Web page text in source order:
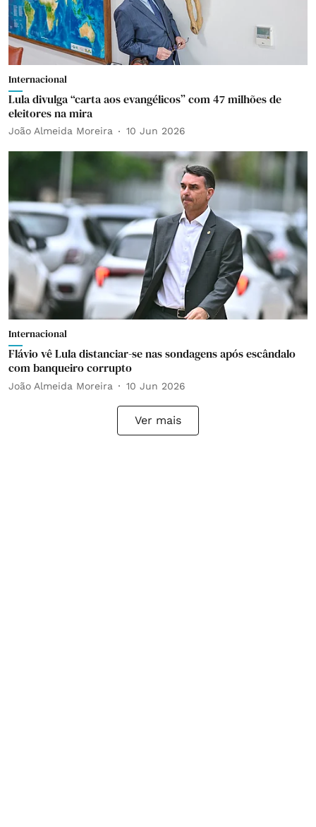
Internacional
Lula divulga “carta aos evangélicos” com 47 milhões de
eleitores na mira
João Almeida Moreira 10 Jun 2026
Internacional
Flávio vê Lula distanciar-se nas sondagens após escândalo
com banqueiro corrupto
João Almeida Moreira 10 Jun 2026
Ver mais